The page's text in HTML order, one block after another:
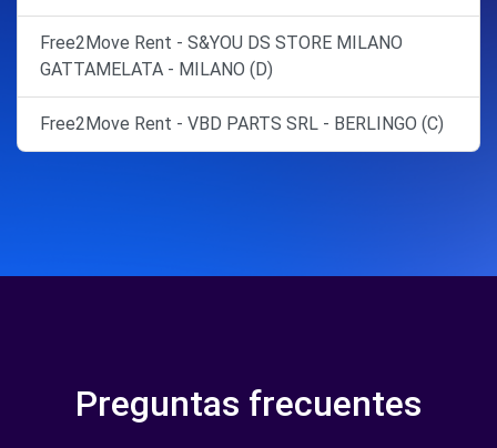
Free2Move Rent - S&YOU DS STORE MILANO
GATTAMELATA - MILANO (D)
Free2Move Rent - VBD PARTS SRL - BERLINGO (C)
Preguntas frecuentes